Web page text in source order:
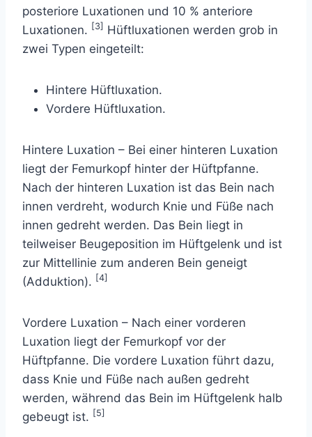
posteriore Luxationen und 10 % anteriore
Luxationen. [3] Hüftluxationen werden grob in
zwei Typen eingeteilt:
Hintere Hüftluxation.
Vordere Hüftluxation.
Hintere Luxation – Bei einer hinteren Luxation
liegt der Femurkopf hinter der Hüftpfanne.
Nach der hinteren Luxation ist das Bein nach
innen verdreht, wodurch Knie und Füße nach
innen gedreht werden. Das Bein liegt in
teilweiser Beugeposition im Hüftgelenk und ist
zur Mittellinie zum anderen Bein geneigt
(Adduktion). [4]
Vordere Luxation – Nach einer vorderen
Luxation liegt der Femurkopf vor der
Hüftpfanne. Die vordere Luxation führt dazu,
dass Knie und Füße nach außen gedreht
werden, während das Bein im Hüftgelenk halb
gebeugt ist. [5]